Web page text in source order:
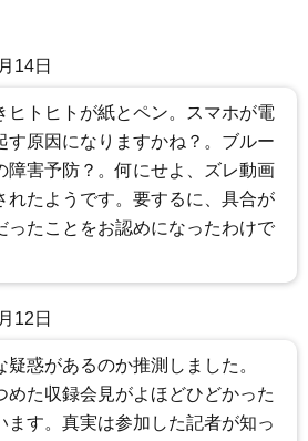
14日
ヒトヒトが紙とペン。スマホが電
す原因になりますかね？。ブルー
障害予防？。何にせよ、ズレ動画
れたようです。要するに、具合が
ったことをお認めになったわけで
12日
疑惑があるのか推測しました。
めた収録会見がよほどひどかった
ます。真実は参加した記者が知っ